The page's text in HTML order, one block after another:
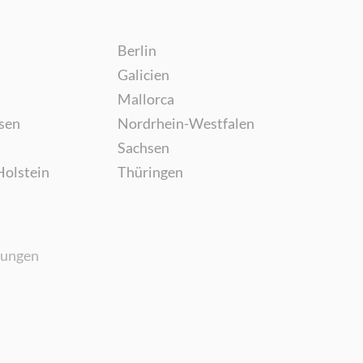
Berlin
Galicien
Mallorca
Nordrhein-Westfalen
Sachsen
Thüringen